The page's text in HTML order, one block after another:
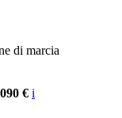
di marcia
€ i